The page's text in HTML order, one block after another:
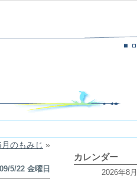
月のもみじ »
5/22 金曜日
カレンダー
2026年8月